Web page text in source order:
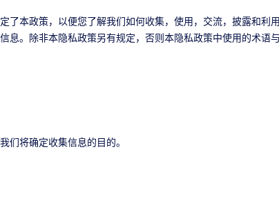
了本政策，以便您了解我们如何收集，使用，交流，披露和
息。除非本隐私政策另有规定，否则本隐私政策中使用的术
们将确定收集信息的目的。